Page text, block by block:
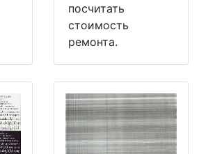
посчитать
стоимость
ремонта.